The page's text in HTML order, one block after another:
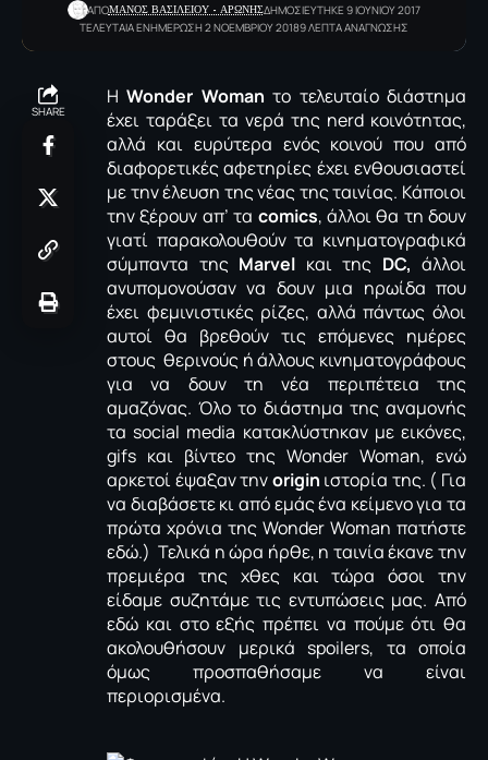
ΑΠΟΜΑΝΟΣ ΒΑΣΙΛΕΙΟΥ - ΑΡΩΝΗΣΔΗΜΟΣΙΕΥΤΗΚΕ 9 ΙΟΥΝΙΟΥ 2017
ΤΕΛΕΥΤΑΙΑ ΕΝΗΜΕΡΩΣΗ 2 ΝΟΕΜΒΡΙΟΥ 20189 ΛΕΠΤΑ ΑΝΑΓΝΩΣΗΣ
SHARE
ΗWonder Woman το τελευταίο διάστημα
έχει ταράξει τα νερά της nerd κοινότητας,
αλλά και ευρύτερα ενός κοινού που από
διαφορετικές αφετηρίες έχει ενθουσιαστεί
με την έλευση της νέας της ταινίας. Κάποιοι
την ξέρουν απ’ τα comics, άλλοι θα τη δουν
γιατί παρακολουθούν τα κινηματογραφικά
σύμπαντα της Marvel και της DC, άλλοι
ανυπομονούσαν να δουν μια ηρωίδα που
έχει φεμινιστικές ρίζες, αλλά πάντως όλοι
αυτοί θα βρεθούν τις επόμενες ημέρες
στους θερινούς ή άλλους κινηματογράφους
για να δουν τη νέα περιπέτεια της
αμαζόνας. Όλο το διάστημα της αναμονής
τα social media κατακλύστηκαν με εικόνες,
gifs και βίντεο της Wonder Woman, ενώ
αρκετοί έψαξαν τηνorigin ιστορία της. ( Για
να διαβάσετε κι από εμάς ένα κείμενο για τα
πρώτα χρόνια της Wonder Woman πατήστε
εδώ.) Τελικά η ώρα ήρθε, η ταινία έκανε την
πρεμιέρα της χθες και τώρα όσοι την
είδαμε συζητάμε τις εντυπώσεις μας. Από
εδώ και στο εξής πρέπει να πούμε ότι θα
ακολουθήσουν μερικά spoilers, τα οποία
όμως προσπαθήσαμε να είναι
περιορισμένα.